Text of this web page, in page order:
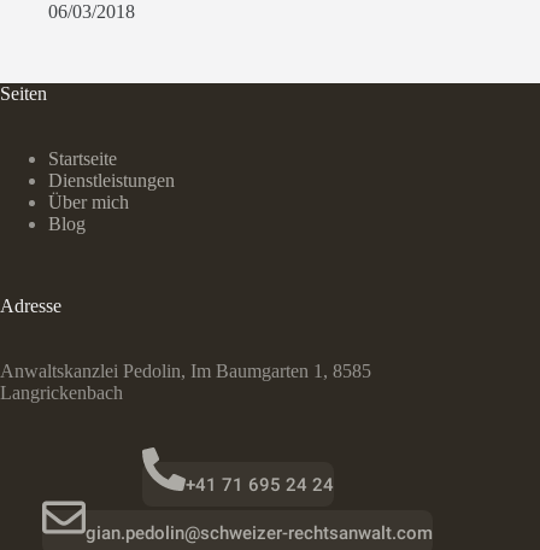
06/03/2018
Seiten
Startseite
Dienstleistungen
Über mich
Blog
Adresse
Anwaltskanzlei Pedolin, Im Baumgarten 1, 8585
Langrickenbach
+41 71 695 24 24
gian.pedolin@schweizer-rechtsanwalt.com